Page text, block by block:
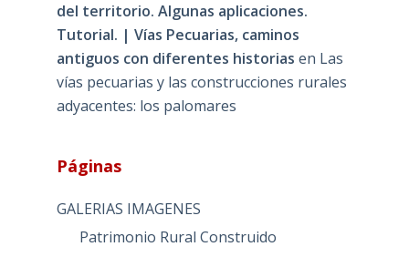
del territorio. Algunas aplicaciones.
Tutorial. | Vías Pecuarias, caminos
antiguos con diferentes historias en Las
vías pecuarias y las construcciones rurales
adyacentes: los palomares
Páginas
GALERIAS IMAGENES
Patrimonio Rural Construido